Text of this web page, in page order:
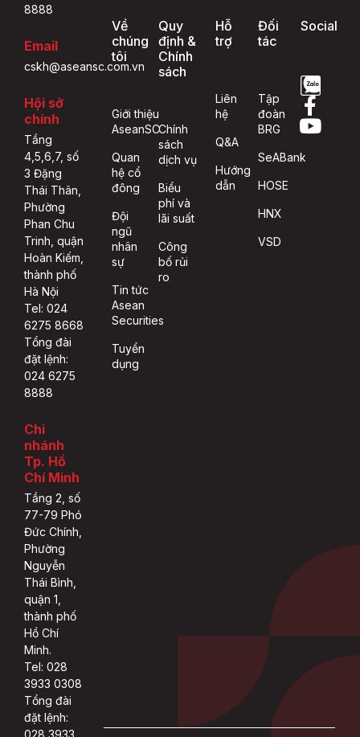
8888
Email
cskh@aseansc.com.vn
Hội sở
chính
Tầng
4,5,6,7, số
3 Đặng
Thái Thân,
Phường
Phan Chu
Trinh, quận
Hoàn Kiếm,
thành phố
Hà Nội
Tel: 024
6275 8668
Tổng đài
đặt lệnh:
024 6275
8888
Chi
nhánh
Tp. Hồ
Chí Minh
Tầng 2, số
77-79 Phó
Đức Chính,
Phường
Nguyễn
Thái Bình,
quận 1,
thành phố
Hồ Chí
Minh.
Tel: 028
3933 0308
Tổng đài
đặt lệnh:
028 3933
Về
chúng
tôi
Giới thiệu
AseanSC
Quan
hệ cổ
đông
Đội
ngũ
nhân
sự
Tin tức
Asean
Securities
Tuyển
dụng
Quy
định &
Chính
sách
Chính
sách
dịch vụ
Biểu
phí và
lãi suất
Công
bố rủi
ro
Hỗ
trợ
Liên
hệ
Q&A
Hướng
dẫn
Đối
tác
Tập
đoàn
BRG
SeABank
HOSE
HNX
VSD
Social